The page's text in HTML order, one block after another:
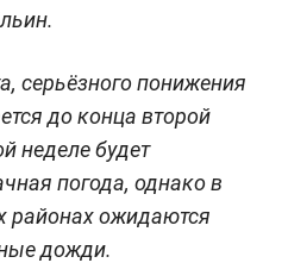
серьёзного понижения
до конца второй
неделе будет
погода, однако в
районах ожидаются
дожди.